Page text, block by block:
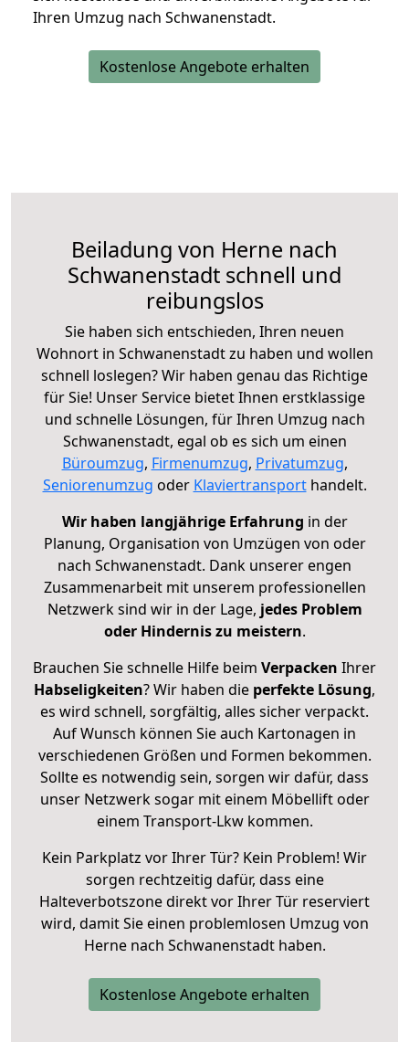
Ihren Umzug nach Schwanenstadt.
Kostenlose Angebote erhalten
Beiladung von Herne nach
Schwanenstadt schnell und
reibungslos
Sie haben sich entschieden, Ihren neuen
Wohnort in Schwanenstadt zu haben und wollen
schnell loslegen? Wir haben genau das Richtige
für Sie! Unser Service bietet Ihnen erstklassige
und schnelle Lösungen, für Ihren Umzug nach
Schwanenstadt, egal ob es sich um einen
Büroumzug, Firmenumzug, Privatumzug,
Seniorenumzug oder Klaviertransporthandelt.
Wir haben langjährige Erfahrung in der
Planung, Organisation von Umzügen von oder
nach Schwanenstadt. Dank unserer engen
Zusammenarbeit mit unserem professionellen
Netzwerk sind wir in der Lage, jedes Problem
oder Hindernis zu meistern.
Brauchen Sie schnelle Hilfe beim Verpacken Ihrer
Habseligkeiten? Wir haben die perfekte Lösung,
es wird schnell, sorgfältig, alles sicher verpackt.
Auf Wunsch können Sie auch Kartonagen in
verschiedenen Größen und Formen bekommen.
Sollte es notwendig sein, sorgen wir dafür, dass
unser Netzwerk sogar mit einem Möbellift oder
einem Transport-Lkw kommen.
Kein Parkplatz vor Ihrer Tür? Kein Problem! Wir
sorgen rechtzeitig dafür, dass eine
Halteverbotszone direkt vor Ihrer Tür reserviert
wird, damit Sie einen problemlosen Umzug von
Herne nach Schwanenstadt haben.
Kostenlose Angebote erhalten